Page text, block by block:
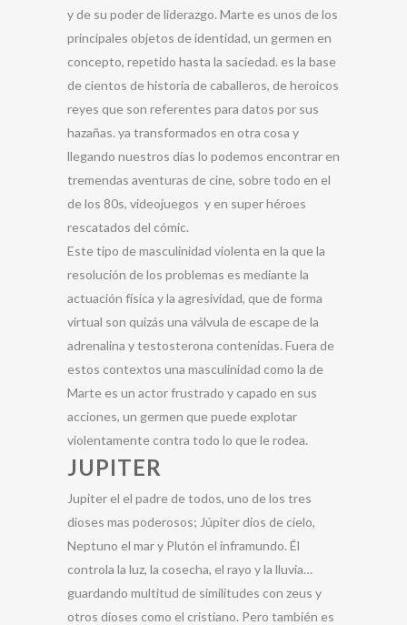
y de su poder de liderazgo. Marte es unos de los
principales objetos de identidad, un germen en
concepto, repetido hasta la saciedad. es la base
de cientos de historia de caballeros, de heroicos
reyes que son referentes para datos por sus
hazañas. ya transformados en otra cosa y
llegando nuestros días lo podemos encontrar en
tremendas aventuras de cine, sobre todo en el
de los 80s, videojuegos y en super héroes
rescatados del cómic.
Este tipo de masculinidad violenta en la que la
resolución de los problemas es mediante la
actuación física y la agresividad, que de forma
virtual son quizás una válvula de escape de la
adrenalina y testosterona contenidas. Fuera de
estos contextos una masculinidad como la de
Marte es un actor frustrado y capado en sus
acciones, un germen que puede explotar
violentamente contra todo lo que le rodea.
JUPITER
Jupiter el el padre de todos, uno de los tres
dioses mas poderosos; Júpiter dios de cielo,
Neptuno el mar y Plutón el inframundo. Él
controla la luz, la cosecha, el rayo y la lluvia…
guardando multitud de similitudes con zeus y
otros dioses como el cristiano. Pero también es